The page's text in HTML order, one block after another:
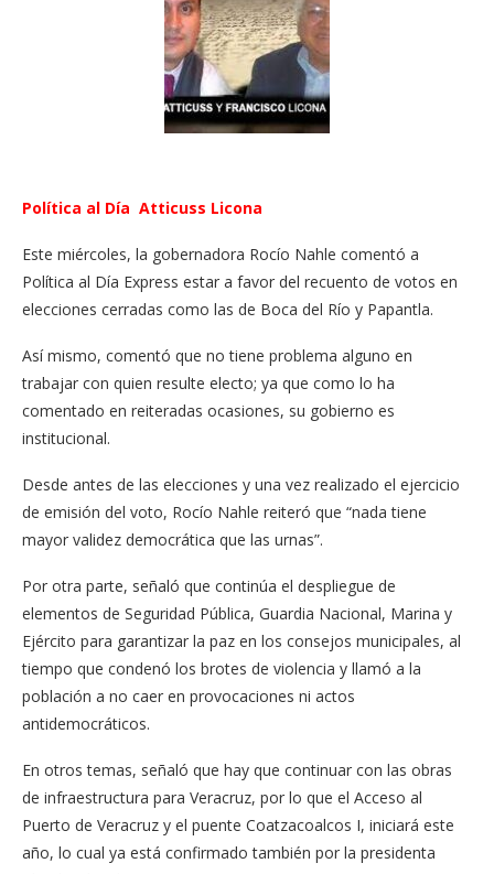
Política al Día Atticuss Licona
Este miércoles, la gobernadora Rocío Nahle comentó a
Política al Día Express estar a favor del recuento de votos en
elecciones cerradas como las de Boca del Río y Papantla.
Así mismo, comentó que no tiene problema alguno en
trabajar con quien resulte electo; ya que como lo ha
comentado en reiteradas ocasiones, su gobierno es
institucional.
Desde antes de las elecciones y una vez realizado el ejercicio
de emisión del voto, Rocío Nahle reiteró que “nada tiene
mayor validez democrática que las urnas”.
Por otra parte, señaló que continúa el despliegue de
elementos de Seguridad Pública, Guardia Nacional, Marina y
Ejército para garantizar la paz en los consejos municipales, al
tiempo que condenó los brotes de violencia y llamó a la
población a no caer en provocaciones ni actos
antidemocráticos.
En otros temas, señaló que hay que continuar con las obras
de infraestructura para Veracruz, por lo que el Acceso al
Puerto de Veracruz y el puente Coatzacoalcos I, iniciará este
año, lo cual ya está confirmado también por la presidenta